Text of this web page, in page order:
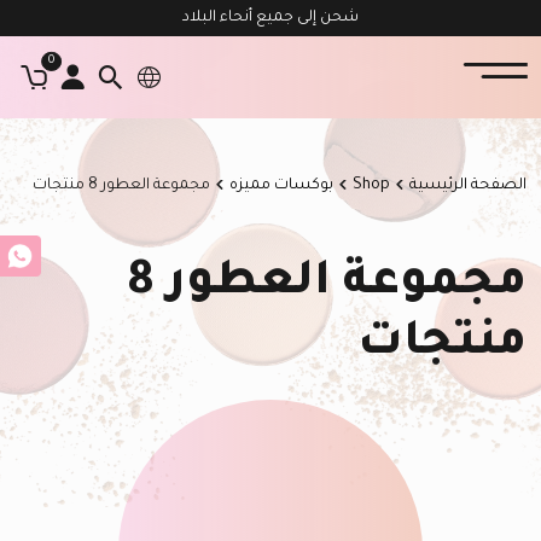
شحن إلى جميع أنحاء البلاد
0
الصفحة الرئيسية Shop بوكسات مميزه مجموعة العطور 8 منتجات
مجموعة العطور 8
منتجات